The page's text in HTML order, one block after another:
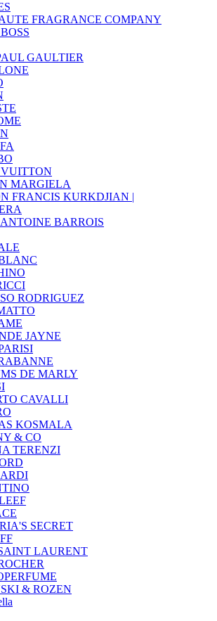
FRAGRANCE COMPANY
GAULTIER
MARGIELA
FRANCIS KURKDJIAN |
BARROIS
RODRIGUEZ
JAYNE
DE MARLY
CAVALLI
KOSMALA
& CO
TERENZI
SECRET
LAURENT
& ROZEN